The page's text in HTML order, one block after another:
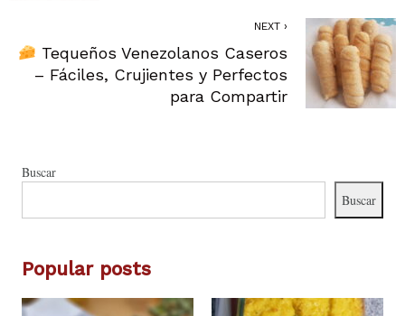
NEXT ›
Tequeños Venezolanos Caseros
– Fáciles, Crujientes y Perfectos
para Compartir
Buscar
Buscar
Popular posts